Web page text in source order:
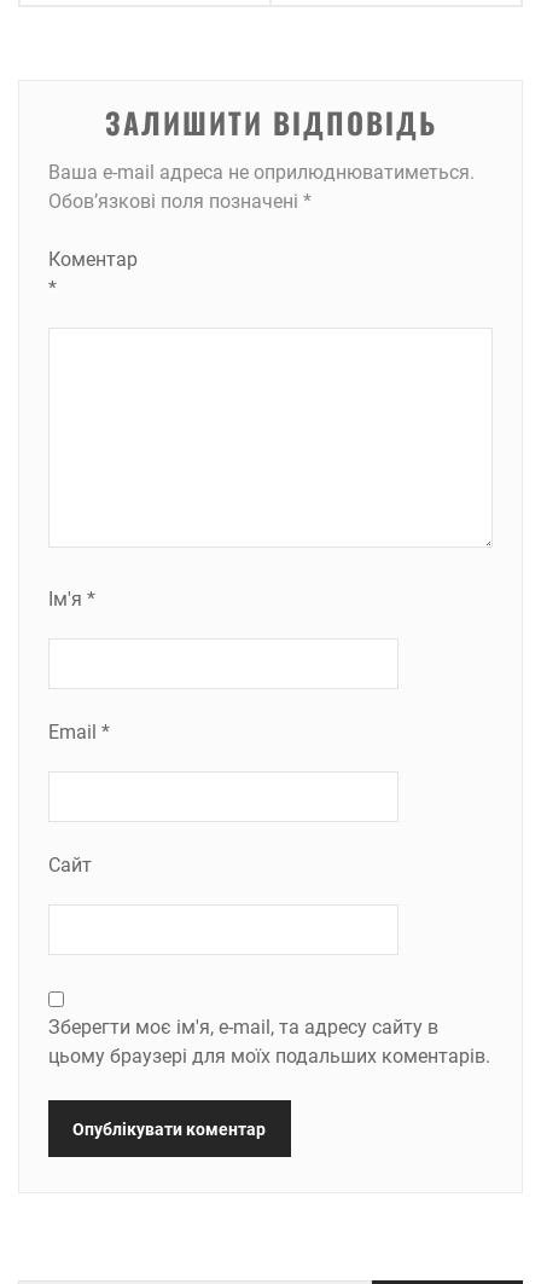
ЗАЛИШИТИ ВІДПОВІДЬ
Ваша e-mail адреса не оприлюднюватиметься.
Обов’язкові поля позначені *
Коментар
*
Ім'я *
Email *
Сайт
Зберегти моє ім'я, e-mail, та адресу сайту в
цьому браузері для моїх подальших коментарів.